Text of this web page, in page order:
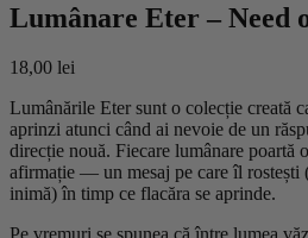
Lumânare Eter – Need
18,00 lei
Lumânările Eter sunt o colecție creată
aprinzi atunci când ai nevoie de un
direcție nouă. Fiecare lumânare poartă
afirmație — un mesaj pe care îl rostești
inimă) în timp ce flacăra se aprinde.